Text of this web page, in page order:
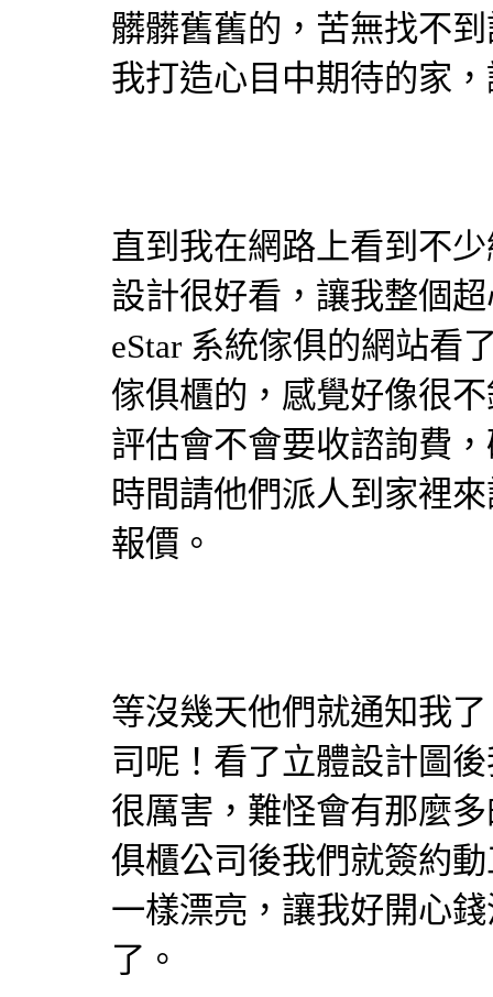
髒髒舊舊的，苦無找不
我打造心目中期待的家
直到我在網路上看到不
設計很好看，讓我整個
eStar 系統傢俱的網站看
傢俱櫃的，感覺好像很
評估會不會要收諮詢費
時間請他們派人到家裡
報價。
等沒幾天他們就通知我
司呢！看了立體設計圖
很厲害，難怪會有那麼
俱櫃公司後我們就簽約
一樣漂亮，讓我好開心
了。